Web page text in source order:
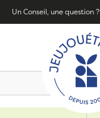
Un Conseil, une question ?